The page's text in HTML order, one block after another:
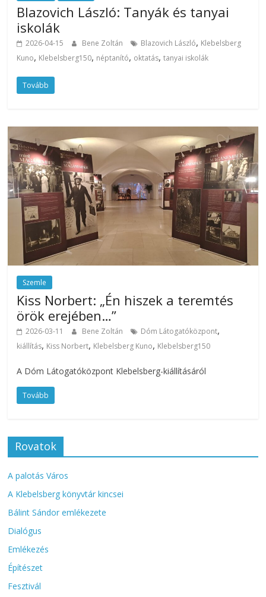
Blazovich László: Tanyák és tanyai
iskolák
2026-04-15 Bene Zoltán Blazovich László, Klebelsberg
Kuno, Klebelsberg150, néptanító, oktatás,tanyai iskolák
Tovább
Szemle
Kiss Norbert: „Én hiszek a teremtés
örök erejében…”
2026-03-11 Bene Zoltán Dóm Látogatóközpont,
kiállítás, Kiss Norbert, Klebelsberg Kuno, Klebelsberg150
A Dóm Látogatóközpont Klebelsberg-kiállításáról
Tovább
Rovatok
A palotás Város
A Klebelsberg könyvtár kincsei
Bálint Sándor emlékezete
Dialógus
Emlékezés
Építészet
Fesztivál